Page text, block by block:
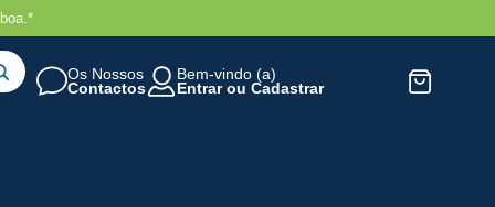
Os Nossos
Contactos
Bem-vindo (a)
EntrarouCadastrar